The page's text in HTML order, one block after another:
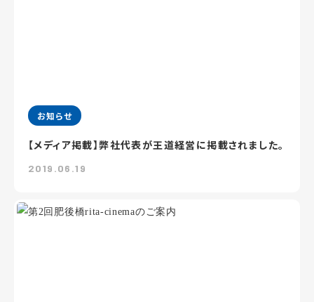
お知らせ
【メディア掲載】弊社代表が王道経営に掲載されました。
2019.06.19